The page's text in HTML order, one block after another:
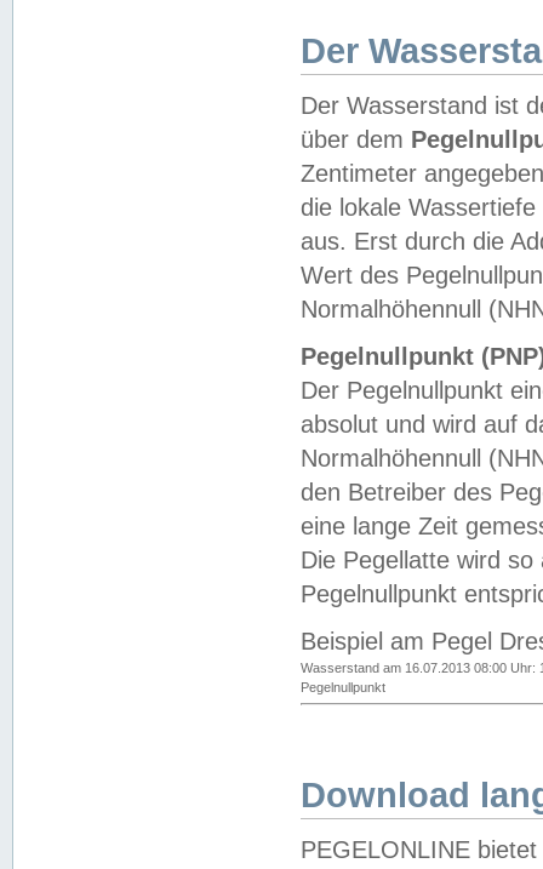
Der
Der Wasserstand ist
über dem
Zentimeter
die lokale
aus. Erst durch die
Wert des
Normalhöhennull
Pegelnullpunkt
Der Pegelnullpunkt
absolut und wird auf
Normalhöhennull
den Betreiber des
eine lange Zeit
Die Pegellatte wird
Pegelnullpunkt
Beispiel am Pegel
Wasserstand am 16.07.2013 08:00 Uhr:
Pegelnullpunkt
Download
PEGELONLINE